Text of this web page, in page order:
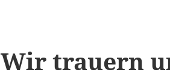
Wir trauern